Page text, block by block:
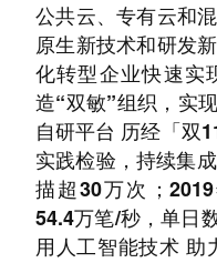
公共云、专有云和
原生新技术和研发
化转型企业快速实
造“双敏”组织，实
自研平台 历经「双
实践检验，持续集
描超30万次；
54.4万笔/秒，单日
用人工智能技术 助